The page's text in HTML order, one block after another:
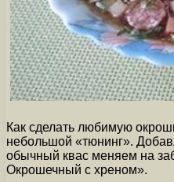
Как сделать любимую
небольшой «тюнинг».
обычный квас меняем на
Окрошечный с хреном».